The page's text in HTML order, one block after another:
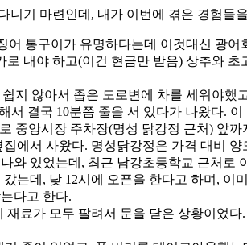
니기 마련인데, 내가 이번에 겪은 경험들
어 통구이가 유명하다는데 이것대신 광
내야 하고(이건 현금만 받음) 상추와
지 않아서 좁은 도로변에 차를 세워야
서 결국 10분쯤 줄을 서 있다가 나왔다.
중앙시장 주차장(명성 닭강정 근처) 앞
에서 사왔다. 명성닭강정은 가격 대비
와 있었는데, 최근 남강초등학교 근처로
는데, 낮 12시에 오픈을 한다고 하며,
다고 한다.
재료가 모두 팔려서 문을 닫은 상황이었